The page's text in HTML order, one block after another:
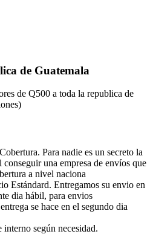
de Guatemala
de Q500 a toda la republica de
Para nadie es un secreto la
una empresa de envíos que
a nivel naciona
Estándard. Entregamos su envio en
dia hábil, para envios
se hace en el segundo dia
según necesidad.